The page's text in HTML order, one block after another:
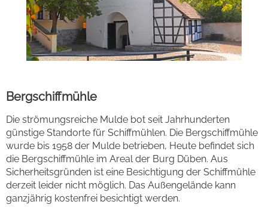
Bergschiffmühle
Die strömungsreiche Mulde bot seit Jahrhunderten
günstige Standorte für Schiffmühlen. Die Bergschiffmühle
wurde bis 1958 der Mulde betrieben, Heute befindet sich
die Bergschiffmühle im Areal der Burg Düben. Aus
Sicherheitsgründen ist eine Besichtigung der Schiffmühle
derzeit leider nicht möglich. Das Außengelände kann
ganzjährig kostenfrei besichtigt werden.